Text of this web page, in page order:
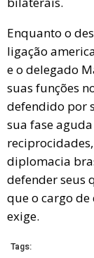
Enquanto o
ligação
e o delegado
suas funções
defendido por
sua fase
diplomacia
defender seus
que o cargo
exige.
Tags: